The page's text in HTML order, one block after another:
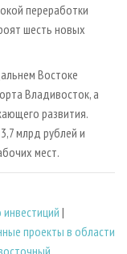
переработки
шесть новых
Востоке
Владивосток, а
развития.
млрд рублей и
мест.
|
проекты в области